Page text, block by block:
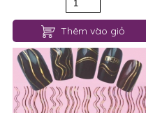
Thêm vào giỏ